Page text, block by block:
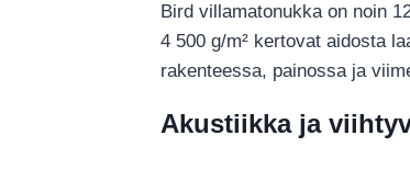
Bird villamatonukka on noin
4 500 g/m² kertovat aidosta
rakenteessa, painossa ja
Akustiikka ja